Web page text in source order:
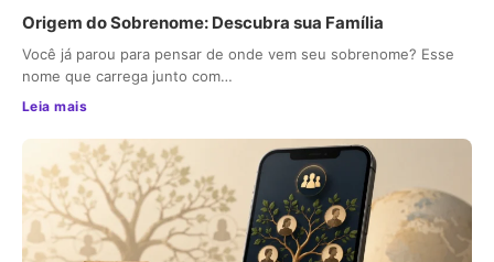
Origem do Sobrenome: Descubra sua Família
Você já parou para pensar de onde vem seu sobrenome? Esse
nome que carrega junto com…
Leia mais